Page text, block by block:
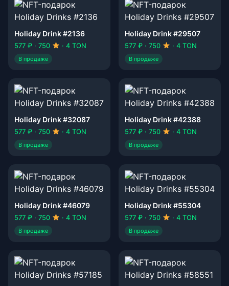
Holiday Drink #2136
577 ₽ · 750 · 4 TON
В продаже
Holiday Drink #29507
577 ₽ · 750 · 4 TON
В продаже
Holiday Drink #32087
577 ₽ · 750 · 4 TON
В продаже
Holiday Drink #42388
577 ₽ · 750 · 4 TON
В продаже
Holiday Drink #46079
577 ₽ · 750 · 4 TON
В продаже
Holiday Drink #55304
577 ₽ · 750 · 4 TON
В продаже